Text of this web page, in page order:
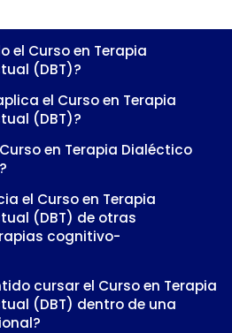
el Curso en Terapia
(DBT)?
el Curso en Terapia
(DBT)?
en Terapia Dialéctico
el Curso en Terapia
(DBT) de otras
cognitivo-
cursar el Curso en Terapia
(DBT) dentro de una